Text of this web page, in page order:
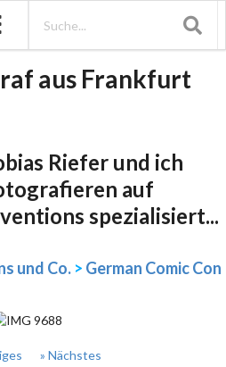
aus Frankfurt
Riefer und ich
auf
spezialisiert...
und Co. > German Comic Con
» Nächstes